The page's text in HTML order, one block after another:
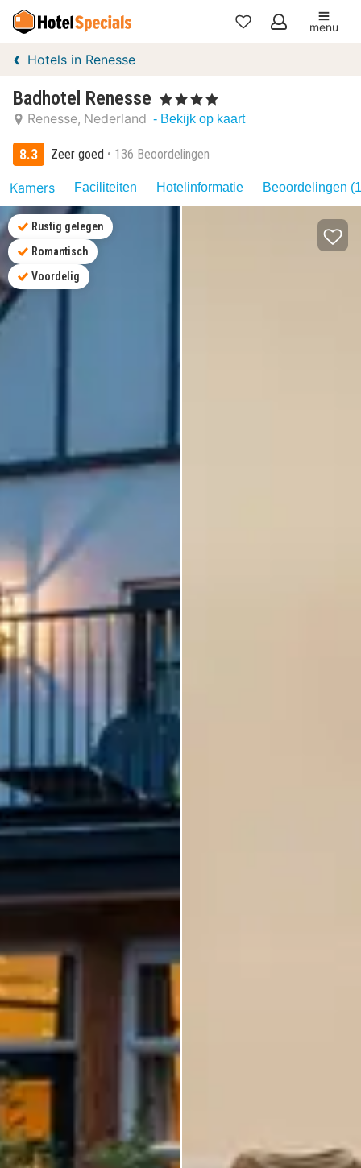
Mijn
menu
Hotels in Renesse
Badhotel Renesse , 4 Sterren
Renesse Nederland - Bekijk op kaart
8.3 Zeer goed 136 Beoordelingen
Kamers Faciliteiten Hotelinformatie Beoordelingen
Rustig gelegen
Romantisch
Voordelig